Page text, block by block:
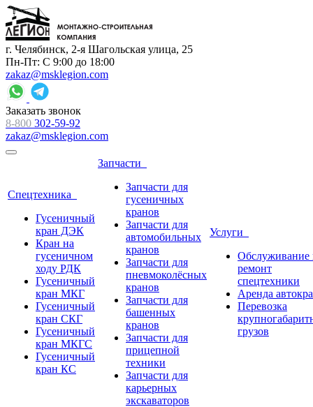
г. Челябинск, 2-я Шагольская улица, 25
Пн-Пт: С 9:00 до 18:00
zakaz@msklegion.com
Заказать звонок
8-800 302-59-92
zakaz@msklegion.com
Спецтехника
Гусеничный
кран ДЭК
Кран на
гусеничном
ходу РДК
Гусеничный
кран МКГ
Гусеничный
кран СКГ
Гусеничный
кран МКГС
Гусеничный
кран КС
Запчасти
Запчасти для
гусеничных
кранов
Запчасти для
автомобильных
кранов
Запчасти для
пневмоколёсных
кранов
Запчасти для
башенных
кранов
Запчасти для
прицепной
техники
Запчасти для
карьерных
экскаваторов
Услуги
Обслуживание
ремонт
спецтехники
Аренда
Перевозка
грузов